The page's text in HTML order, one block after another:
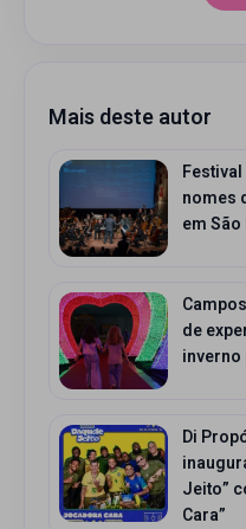
Mais deste autor
nomes
em
de
inverno
Di
Jeito”
Cara”